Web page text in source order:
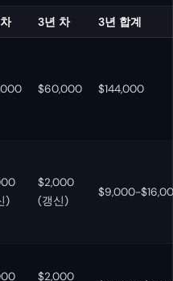
3년 차 3년 합계
$60,000 $144,000
)
$2,000
(갱신)
$9,000-
$2,000